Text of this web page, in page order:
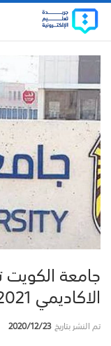
جامعة
الاكاديمي 2020/2021
تم النشر بتاريخ2020/12/23